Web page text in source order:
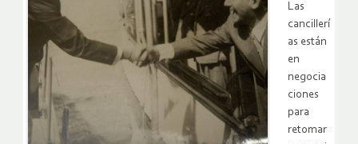
Las
cancillerí
as están
en
negocia
ciones
para
retomar